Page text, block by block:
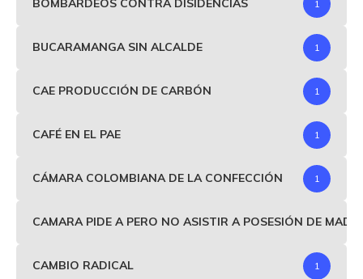
BOMBARDEOS CONTRA DISIDENCIAS 1
BUCARAMANGA SIN ALCALDE 1
CAE PRODUCCIÓN DE CARBÓN 1
CAFÉ EN EL PAE 1
CÁMARA COLOMBIANA DE LA CONFECCIÓN 1
CAMARA PIDE A PERO NO ASISTIR A POSESIÓN DE
CAMBIO RADICAL 1